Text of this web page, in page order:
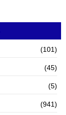
(101)
(45)
(5)
(941)